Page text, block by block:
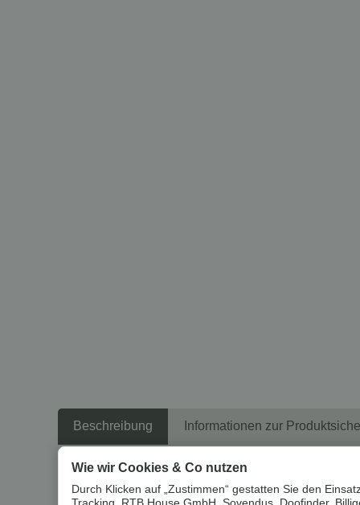
Beschreibung Informationen zur
Wie wir Cookies & Co nutzen
Durch Klicken auf „Zustimmen“ gestatten Sie den